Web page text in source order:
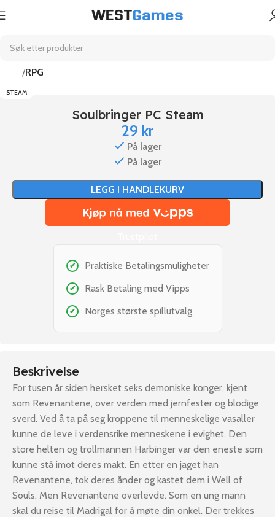
RPG
STEAM
Soulbringer PC Steam
29 kr
På lager
På lager
LEGG I HANDLEKURV
✔ Praktiske Betalingsmuligheter
✔ Rask Betaling med Vipps
✔ Norges største spillutvalg
Beskrivelse
For tusen år siden hersket seks demoniske konger, kjent
som Revenantene, over verden med jernfester og blodige
sverd. Ved å ta på seg kroppene til menneskelige vasaller
kunne de leve i verdensrike menneskene i evighet. Den
store helten og trollmannen Harbinger var den eneste som
kunne stå imot deres makt. En etter en jaget han
Revenantene, tok deres ånder og kastet dem i Well of
Souls. Men Revenantene overlevde. Som en ung mann
skal du reise til Madrigal for å møte din onkel. Der trekkes